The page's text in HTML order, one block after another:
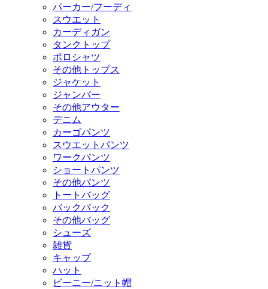
パーカー/フーディ
スウエット
カーディガン
タンクトップ
ポロシャツ
その他トップス
ジャケット
ジャンバー
その他アウター
デニム
カーゴパンツ
スウエットパンツ
ワークパンツ
ショートパンツ
その他パンツ
トートバッグ
バックパック
その他バッグ
シューズ
雑貨
キャップ
ハット
ビーニー/ニット帽